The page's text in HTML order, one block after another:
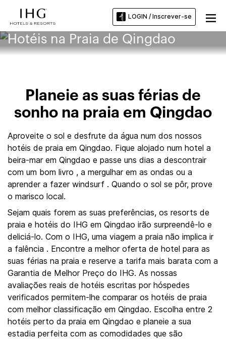
LOGIN / Inscrever-se
Hotéis na Praia de Qingdao
Planeie as suas férias de
sonho na praia em Qingdao
Aproveite o sol e desfrute da água num dos nossos
hotéis de praia em Qingdao. Fique alojado num hotel a
beira-mar em Qingdao e passe uns dias a descontrair
com um bom livro , a mergulhar em as ondas ou a
aprender a fazer windsurf . Quando o sol se pôr, prove
o marisco local.
Sejam quais forem as suas preferências, os resorts de
praia e hotéis do IHG em Qingdao irão surpreendê-lo e
deliciá-lo. Com o IHG, uma viagem a praia não implica ir
a falência . Encontre a melhor oferta de hotel para as
suas férias na praia e reserve a tarifa mais barata com a
Garantia de Melhor Preço do IHG. As nossas
avaliações reais de hotéis escritas por hóspedes
verificados permitem-lhe comparar os hotéis de praia
com melhor classificação em Qingdao. Escolha entre 2
hotéis perto da praia em Qingdao e planeie a sua
estadia perfeita com as comodidades que são